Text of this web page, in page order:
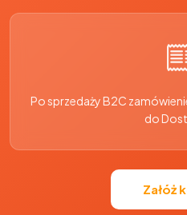
Po sprzedaży B2C
do
Załóż